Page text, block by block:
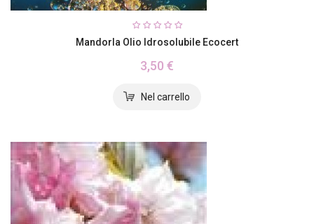
Mandorla Olio Idrosolubile Ecocert
3,50 €